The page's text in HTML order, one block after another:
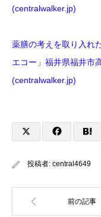
(centralwalker.jp)
薬膳の考えを取り入れ
エコー」福井県福井市
(centralwalker.jp)
投稿者: central4649